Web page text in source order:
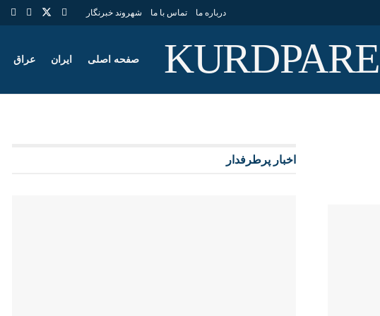
درباره ما تماس با ما شهروند خبرنگار
صفحه اصلی ایران عراق
اخبار پرطرفدار